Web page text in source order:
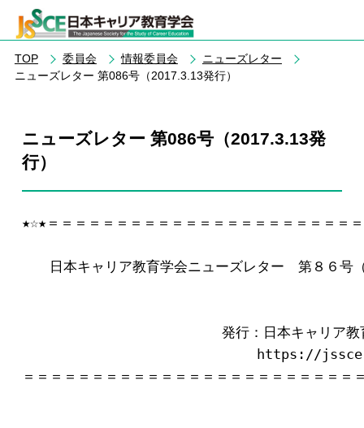
TOP 委員会 情報委員会
ニューズレター
ニューズレター 第086号（2017.3.13発行）
ニューズレター 第086号（2017.3.13発
行）
★☆★＝＝＝＝＝＝＝＝＝＝＝＝＝＝＝＝＝＝＝＝＝＝
日本キャリア教育学会ニューズレター　第８６号
発行：日本キャリア教育学会
https://
＝＝＝＝＝＝＝＝＝＝＝＝＝＝＝＝＝＝＝＝＝＝＝＝